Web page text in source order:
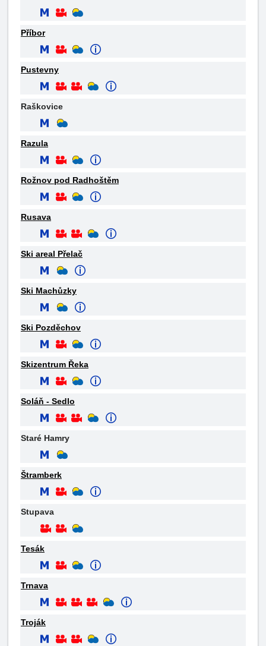
Příbor
Pustevny
Raškovice
Razula
Rožnov pod Radhoštěm
Rusava
Ski areal Přelač
Ski Machůzky
Ski Pozděchov
Skizentrum Řeka
Soláň - Sedlo
Staré Hamry
Štramberk
Stupava
Tesák
Trnava
Troják